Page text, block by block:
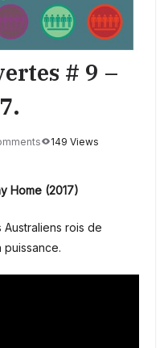
# 9 –
149 Views
Home (2017)
rois de
puissance.